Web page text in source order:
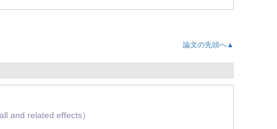
論文の先頭へ▲
and related effects）